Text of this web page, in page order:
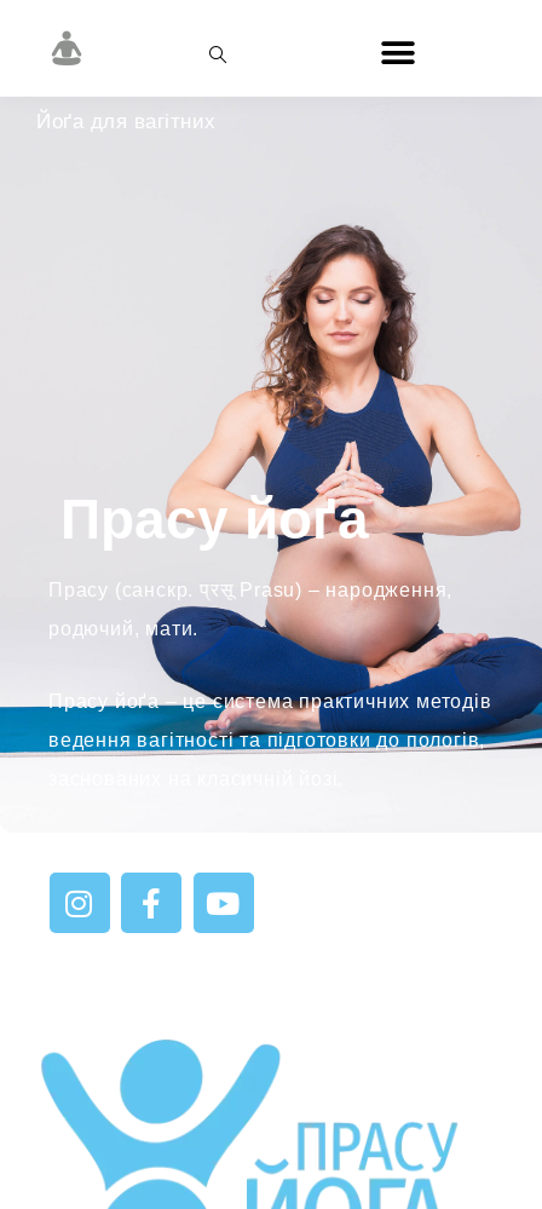
Йоґа для вагітних
Прасу йоґа
Прасу (санскр. प्रसू Prasu) – народження,
родючий, мати.
Прасу йоґа – це система практичних методів
ведення вагітності та підготовки до пологів,